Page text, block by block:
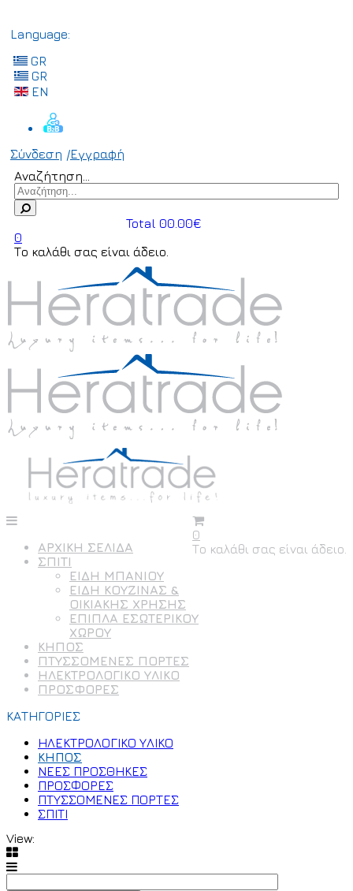
Language:
GR
GR
EN
Σύνδεση /Εγγραφή
Αναζήτηση...
Total 00.00€
0
Το καλάθι σας είναι άδειο.
0
Το καλάθι σας είναι άδειο.
ΑΡΧΙΚΗ ΣΕΛΙΔΑ
ΣΠΙΤΙ
ΕΙΔΗ ΜΠΑΝΙΟΥ
ΕΙΔΗ ΚΟΥΖΙΝΑΣ &
ΟΙΚΙΑΚΗΣ ΧΡΗΣΗΣ
ΕΠΙΠΛΑ ΕΣΩΤΕΡΙΚΟΥ
ΧΩΡΟΥ
ΚΗΠΟΣ
ΠΤΥΣΣΟΜΕΝΕΣ ΠΟΡΤΕΣ
ΗΛΕΚΤΡΟΛΟΓΙΚΟ ΥΛΙΚΟ
ΠΡΟΣΦΟΡΕΣ
ΚΑΤΗΓΟΡΙΕΣ
ΗΛΕΚΤΡΟΛΟΓΙΚΟ ΥΛΙΚΟ
ΚΗΠΟΣ
ΝΕΕΣ ΠΡΟΣΘΗΚΕΣ
ΠΡΟΣΦΟΡΕΣ
ΠΤΥΣΣΟΜΕΝΕΣ ΠΟΡΤΕΣ
ΣΠΙΤΙ
View: